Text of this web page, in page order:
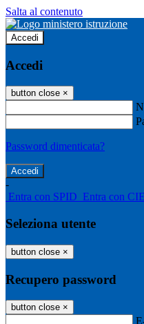
Salta al contenuto
Accedi
Accedi
button close ×
Password dimenticata?
-
Entra con SPID Entra con CIE
Seleziona utente
button close ×
Recupero password
button close ×